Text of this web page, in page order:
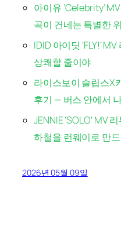
아이유 ‘Celebrity’
곡이 건네는 특별한
IDID 아이딧 ‘FLY!’
상쾌할 줄이야
라이스보이 슬립스X
후기 — 버스 안에서
JENNIE ‘SOLO’ MV
하철을 런웨이로 만
2026년 05월 09일